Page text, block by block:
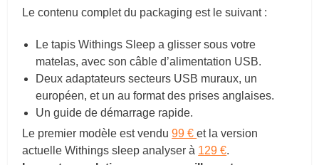
Le contenu complet du packaging est le suivant :
Le tapis Withings Sleep a glisser sous votre
matelas, avec son câble d’alimentation USB.
Deux adaptateurs secteurs USB muraux, un
européen, et un au format des prises anglaises.
Un guide de démarrage rapide.
Le premier modèle est vendu99 €et la version
actuelle Withings sleep analyser à 129 €.